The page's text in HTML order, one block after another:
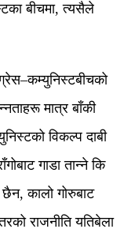
बीचमा, त्यसैले
मात्र बाँकी
विकल्प दाबी
गाडा तान्ने कि
छैन, कालो गोरुबाट
राजनीति यतिबेला